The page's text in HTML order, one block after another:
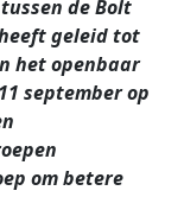
de Bolt
geleid tot
het openbaar
september op
om betere